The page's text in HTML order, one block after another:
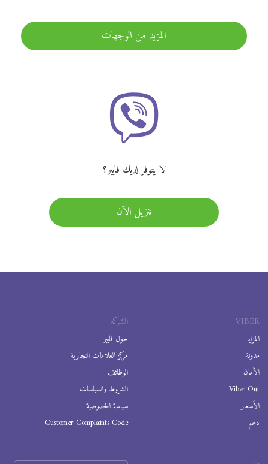
المزيد من الوجهات
لا يتوفر لديك فايبر؟
تنزيل الآن
VIBER
المزايا
مدونة
الأمان
Viber Out
الأسعار
دعم
الشركة
حول فايبر
مركز العلامات التجارية
الوظائف
الشروط والسياسات
سياسة الخصوصية
Customer Complaints Code